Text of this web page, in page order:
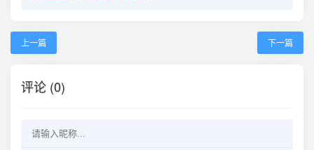
上一篇 下一篇
评论 (0)